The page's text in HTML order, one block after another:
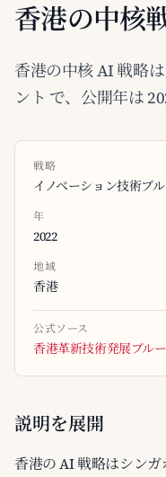
香港の中核
香港の中核 AI 戦略
ント で、公開年は
戦略
イノベーション技術ブ
年
2022
地域
香港
公式ソース
香港革新技術発展ブル
説明を展開
香港の AI 戦略はシン